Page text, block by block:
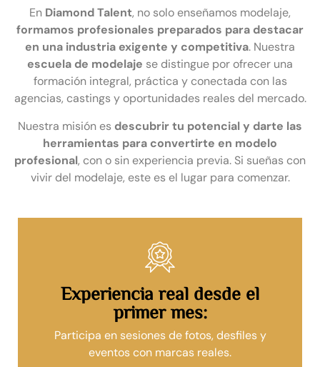
En Diamond Talent, no solo enseñamos modelaje,
formamos profesionales preparados para destacar
en una industria exigente y competitiva. Nuestra
escuela de modelaje se distingue por ofrecer una
formación integral, práctica y conectada con las
agencias, castings y oportunidades reales del mercado.
Nuestra misión es descubrir tu potencial y darte las
herramientas para convertirte en modelo
profesional, con o sin experiencia previa. Si sueñas con
vivir del modelaje, este es el lugar para comenzar.
Experiencia real desde el
primer mes:
Participa en sesiones de fotos, desfiles y
eventos con marcas reales.